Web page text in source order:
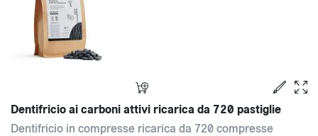
Dentifricio ai carboni attivi ricarica da 720 pastiglie
Dentifricio in compresse ricarica da 720 compresse